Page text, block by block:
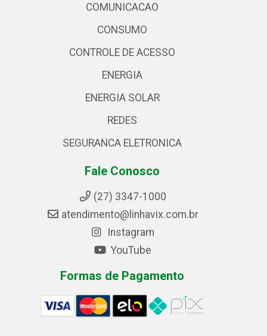
COMUNICACAO
CONSUMO
CONTROLE DE ACESSO
ENERGIA
ENERGIA SOLAR
REDES
SEGURANCA ELETRONICA
Fale Conosco
(27) 3347-1000
atendimento@linhavix.com.br
Instagram
YouTube
Formas de Pagamento